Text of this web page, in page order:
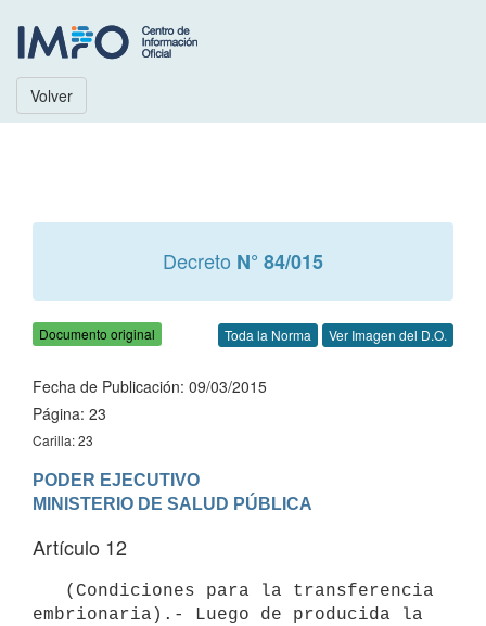
Volver
Decreto N° 84/015
Documento original Toda la Norma Ver Imagen del D.O.
Fecha de Publicación: 09/03/2015
Página: 23
Carilla: 23
PODER EJECUTIVO
Artículo 12
embrionaria).- Luego de producida la